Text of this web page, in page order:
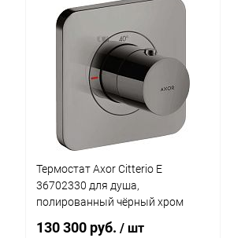
Купить в 1 клик Сравнение
В избранное Под заказ
Термостат Axor Citterio E
36702330 для душа,
полированный чёрный хром
130 300 руб. / шт